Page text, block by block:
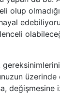
olup
üzerinde